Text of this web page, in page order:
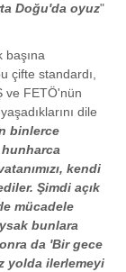
Doğu'da oyuz"
başına
çifte standardı,
ve FETÖ'nün
dile
binlerce
kendi
Şimdi açık
mücadele
bunlara
da 'Bir gece
yolda ilerlemeyi